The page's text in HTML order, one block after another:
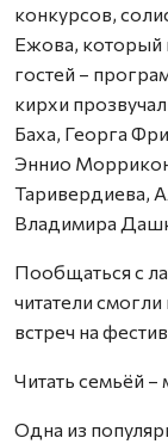
конкурсов,
Ежова, который
гостей –
кирхи
Баха, Георга
Эннио
Таривердиева,
Владимира
Пообщаться с
читатели
встреч на
Читать семьёй –
Одна из